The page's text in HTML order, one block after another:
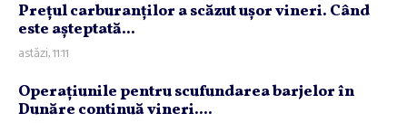
Preţul carburanţilor a scăzut uşor vineri. Când
este aşteptată...
astăzi, 11:11
Operaţiunile pentru scufundarea barjelor în
Dunăre continuă vineri....